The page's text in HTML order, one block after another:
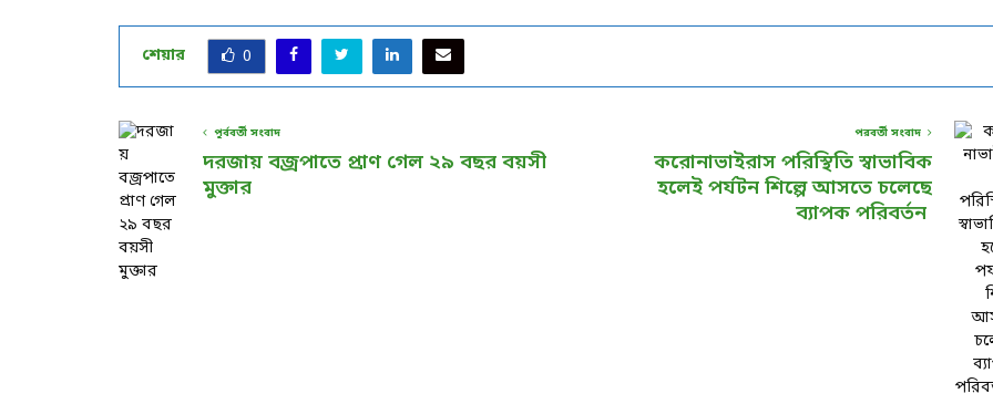
শেয়ার 0
পূর্ববর্তী সংবাদ
দরজায় বজ্রপাতে প্রাণ গেল ২৯ বছর বয়সী
মুক্তার
পরবর্তী সংবাদ
করোনাভাইরাস পরিস্থিতি স্বাভাবিক
হলেই পর্যটন শিল্পে আসতে চলেছে
ব্যাপক পরিবর্তন